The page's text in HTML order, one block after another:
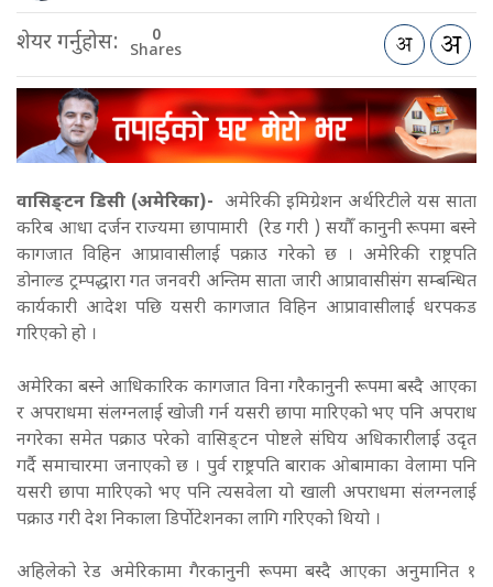
शेयर गर्नुहोस: 0
Shares
वासिङ्टन डिसी (अमेरिका)- अमेरिकी इमिग्रेशन अर्थरिटीले यस साता
करिब आधा दर्जन राज्यमा छापामारी (रेड गरी ) सयौँ कानुनी रूपमा बस्ने
कागजात विहिन आप्रावासीलाई पक्राउ गरेको छ । अमेरिकी राष्ट्रपति
डोनाल्ड ट्रम्पद्धारा गत जनवरी अन्तिम साता जारी आप्रावासीसंग सम्बन्धित
कार्यकारी आदेश पछि यसरी कागजात विहिन आप्रावासीलाई धरपकड
गरिएको हो ।
अमेरिका बस्ने आधिकारिक कागजात विना गरैकानुनी रूपमा बस्दै आएका
र अपराधमा संलग्नलाई खोजी गर्न यसरी छापा मारिएको भए पनि अपराध
नगरेका समेत पक्राउ परेको वासिङ्टन पोष्टले संघिय अधिकारीलाई उदृत
गर्दै समाचारमा जनाएको छ । पुर्व राष्ट्रपति बाराक ओबामाका वेलामा पनि
यसरी छापा मारिएको भए पनि त्यसवेला यो खाली अपराधमा संलग्नलाई
पक्राउ गरी देश निकाला डिर्पोटेशनका लागि गरिएको थियो ।
अहिलेको रेड अमेरिकामा गैरकानुनी रूपमा बस्दै आएका अनुमानित १